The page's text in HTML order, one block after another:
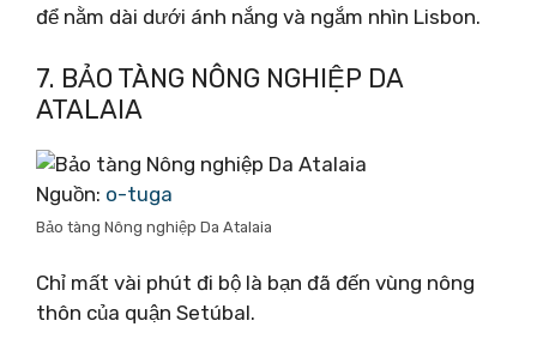
để nằm dài dưới ánh nắng và ngắm nhìn Lisbon.
7. BẢO TÀNG NÔNG NGHIỆP DA
ATALAIA
Nguồn: o-tuga
Bảo tàng Nông nghiệp Da Atalaia
Chỉ mất vài phút đi bộ là bạn đã đến vùng nông
thôn của quận Setúbal.